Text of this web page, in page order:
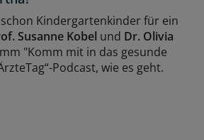
Kindergartenkinder für ein
Susanne Kobel und Dr. Olivia
"Komm mit in das gesunde
Podcast, wie es geht.